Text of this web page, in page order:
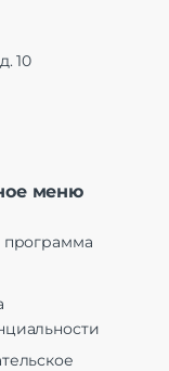
10
меню
программа